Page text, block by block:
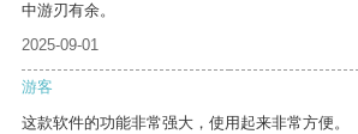
中游刃有余。
2025-09-01
游客
这款软件的功能非常强大，使用起来非常方便。